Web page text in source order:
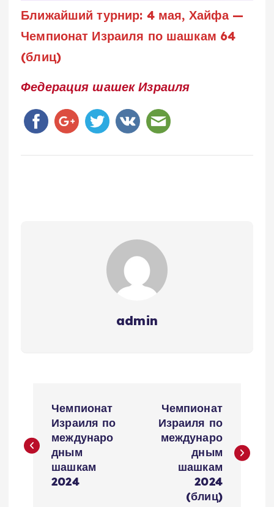
Ближайший турнир: 4 мая, Хайфа —
Чемпионат Израиля по шашкам 64
(блиц)
Федерация шашек Израиля
admin
в
Чемпионат
Израиля по
междунаро
дным
шашкам
2024
Чемпионат
Израиля по
междунаро
дным
шашкам
2024
(блиц)